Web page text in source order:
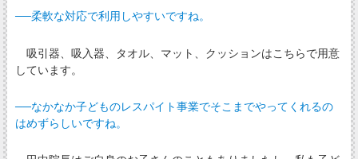
──柔軟な対応で利用しやすいですね。
吸引器、吸入器、タオル、マット、クッションはこちらで用意
しています。
──なかなか子どものレスパイト事業でそこまでやってくれるの
はめずらしいですね。